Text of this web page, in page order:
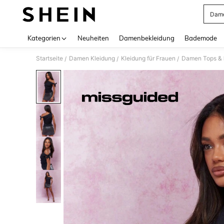
Kategorien Neuheiten Damenbekleidung Bademode
Startseite / Damen Kleidung / Kleidung für Frauen / Damen Tops